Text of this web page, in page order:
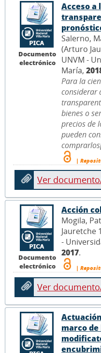
Documento
electrónico
Acceso a
Salerno,
(Arturo
UNVM -
María,
Para la
considerar
bienes o
precios de
pueden
|
Ver
Documento
electrónico
Acción
Mogila,
Jauretche
-
2017.
|
Ver
marco de